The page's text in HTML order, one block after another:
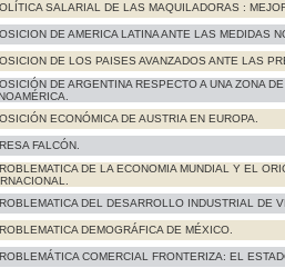
SALARIAL DE LAS MAQUILADORAS :
DE AMERICA LATINA ANTE LAS MEDIDAS
DE LOS PAISES AVANZADOS ANTE LAS
DE ARGENTINA RESPECTO A UNA ZONA
ECONÓMICA DE AUSTRIA EN EUROPA.
FALCÓN.
DE LA ECONOMIA MUNDIAL Y EL
DEL DESARROLLO INDUSTRIAL DE
DEMOGRÁFICA DE MÉXICO.
COMERCIAL FRONTERIZA: EL